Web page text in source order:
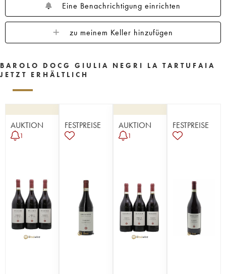
Eine Benachrichtigung einrichten
zu meinem Keller hinzufügen
BAROLO DOCG GIULIA NEGRI LA TARTUFAIA
JETZT ERHÄLTLICH
AUKTION
1
FESTPREISE AUKTION
1
FESTPREISE